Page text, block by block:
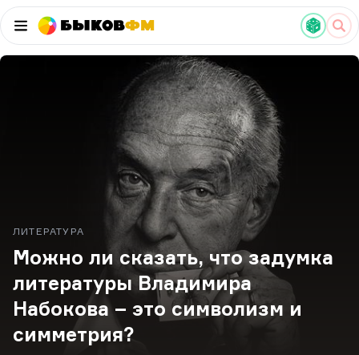
БыковФМ
ЛИТЕРАТУРА
Можно ли сказать, что задумка
литературы Владимира
Набокова – это символизм и
симметрия?